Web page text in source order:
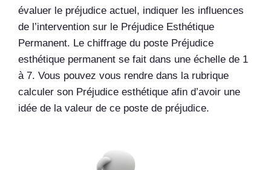
évaluer le préjudice actuel, indiquer les influences
de l’intervention sur le Préjudice Esthétique
Permanent. Le chiffrage du poste Préjudice
esthétique permanent se fait dans une échelle de 1
à 7. Vous pouvez vous rendre dans la rubrique
calculer son Préjudice esthétique afin d’avoir une
idée de la valeur de ce poste de préjudice.